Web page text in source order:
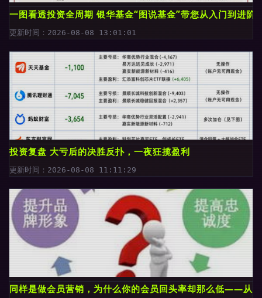
一图看透投资全周期 银华基金“图说基金”带您从入门到进阶
更新时间：2026-08-08 13:01:01
投资复盘 大亏后的决胜反扑，一夜狂揽盈利
更新时间：2026-08-08 11:11:29
同样是做会员营销，为什么你的会员回头率却那么低——从